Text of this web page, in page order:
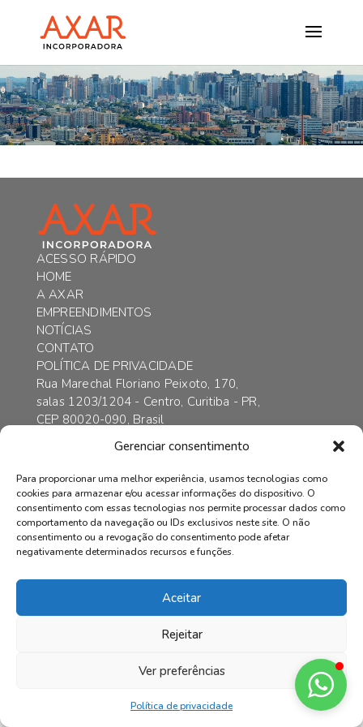
Gerenciar consentimento
Para proporcionar uma melhor experiência, usamos tecnologias como
cookies para armazenar e/ou acessar informações do dispositivo. O
consentimento com essas tecnologias nos permite processar dados como
comportamento da navegação ou IDs exclusivos neste site. O não
consentimento ou a revogação do consentimento pode afetar
negativamente determinados recursos e funções.
Aceitar
Rejeitar
Ver preferências
Política de privacidade
ACESSO RÁPIDO
HOME
A AXAR
EMPREENDIMENTOS
NOTÍCIAS
CONTATO
POLÍTICA DE PRIVACIDADE
Rua Marechal Floriano Peixoto, 170,
salas 1203/1204 - Centro, Curitiba - PR,
CEP 80020-090, Brasil
+55 41 3352-6989
+55 41 99169-4578
© AXAR INCORPADORA | Todos os direitos reservados.